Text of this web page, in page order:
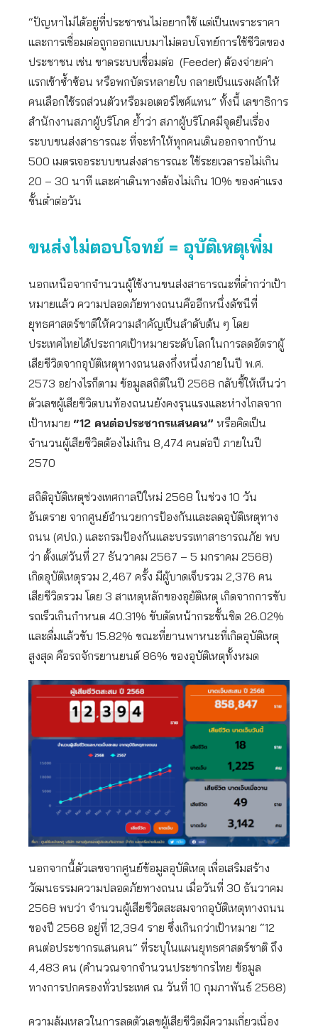
“ปัญหาไม่ได้อยู่ที่ประชาชนไม่อยากใช้ แต่เป็นเพราะราคา
และการเชื่อมต่อถูกออกแบบมาไม่ตอบโจทย์การใช้ชีวิตของ
ประชาชน เช่น ขาดระบบเชื่อมต่อ (Feeder) ต้องจ่ายค่า
แรกเข้าซ้ำซ้อน หรือพกบัตรหลายใบ กลายเป็นแรงผลักให้
คนเลือกใช้รถส่วนตัวหรือมอเตอร์ไซค์แทน” ทั้งนี้ เลขาธิการ
สำนักงานสภาผู้บริโภค ย้ำว่า สภาผู้บริโภคมีจุดยืนเรื่อง
ระบบขนส่งสาธารณะ ที่จะทำให้ทุกคนเดินออกจากบ้าน
500 เมตรเจอระบบขนส่งสาธารณะ ใช้ระยเวลารอไม่เกิน
20 – 30 นาที และค่าเดินทางต้องไม่เกิน 10% ของค่าแรง
ขั้นต่ำต่อวัน
ขนส่งไม่ตอบโจทย์ = อุบัติเหตุเพิ่ม
นอกเหนือจากจำนวนผู้ใช้งานขนส่งสาธารณะที่ต่ำกว่าเป้า
หมายแล้ว ความปลอดภัยทางถนนคืออีกหนึ่งดัชนีที่
ยุทธศาสตร์ชาติให้ความสำคัญเป็นลำดับต้น ๆ โดย
ประเทศไทยได้ประกาศเป้าหมายระดับโลกในการลดอัตราผู้
เสียชีวิตจากอุบัติเหตุทางถนนลงกึ่งหนึ่งภายในปี พ.ศ.
2573 อย่างไรก็ตาม ข้อมูลสถิติในปี 2568 กลับชี้ให้เห็นว่า
ตัวเลขผู้เสียขีวิตบนท้องถนนยังคงรุนแรงและห่างไกลจาก
เป้าหมาย “12 คนต่อประชากรแสนคน” หรือคิดเป็น
จำนวนผู้เสียชีวิตต้องไม่เกิน 8,474 คนต่อปี ภายในปี
2570
สถิติอุบัติเหตุช่วงเทศกาลปีใหม่ 2568 ในช่วง 10 วัน
อันตราย จากศูนย์อำนวยการป้องกันและลดอุบัติเหตุทาง
ถนน (ศปถ.) และกรมป้องกันและบรรเทาสาธารณภัย พบ
ว่า ตั้งแต่วันที่ 27 ธันวาคม 2567 – 5 มกราคม 2568)
เกิดอุบัติเหตุรวม 2,467 ครั้ง มีผู้บาดเจ็บรวม 2,376 คน
เสียชีวิตรวม โดย 3 สาเหตุหลักของอุยัติเหตุ เกิดจากการขับ
รถเร็วเกินกำหนด 40.31% ขับตัดหน้ากระชั้นชิด 26.02%
และดื่มแล้วขับ 15.82% ขณะที่ยานพาหนะที่เกิดอุบัติเหตุ
สูงสุด คือรถจักรยานยนต์ 86% ของอุบัติเหตุทั้งหมด
นอกจากนี้ตัวเลขจากศูนย์ข้อมูลอุบัติเหตุ เพื่อเสริมสร้าง
วัฒนธรรมความปลอดภัยทางถนน เมื่อวันที่ 30 ธันวาคม
2568 พบว่า จำนวนผู้เสียชีวิตสะสมจากอุบัติเหตุทางถนน
ของปี 2568 อยู่ที่ 12,394 ราย ซึ่งเกินกว่าเป้าหมาย “12
คนต่อประชากรแสนคน” ที่ระบุในแผนยุทธศาสตร์ชาติ ถึง
4,483 คน (คำนวณจากจำนวนประชากรไทย ข้อมูล
ทางการปกครองทั่วประเทศ ณ วันที่ 10 กุมภาพันธ์ 2568)
ความล้มเหลวในการลดตัวเลขผู้เสียชีวิตมีความเกี่ยวเนื่อง